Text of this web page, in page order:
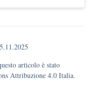
articolo è stato
Attribuzione 4.0 Italia.